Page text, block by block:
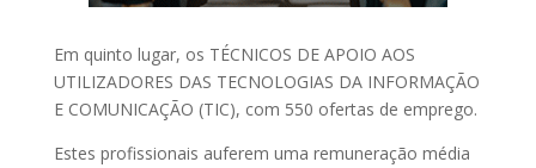
Em quinto lugar, os TÉCNICOS DE APOIO AOS
UTILIZADORES DAS TECNOLOGIAS DA INFORMAÇÃO
E COMUNICAÇÃO (TIC), com 550 ofertas de emprego.
Estes profissionais auferem uma remuneração média